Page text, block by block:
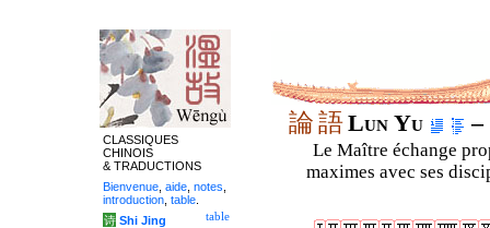
論語Lun Yu –
Le Maître échange
maximes avec ses
CLASSIQUES
CHINOIS
& TRADUCTIONS
Bienvenue aide notes
introduction table
table
诗 Shi Jing